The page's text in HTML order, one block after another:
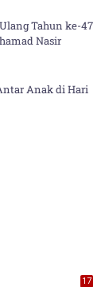
Tahun ke-47
Nasir
Anak di Hari
17